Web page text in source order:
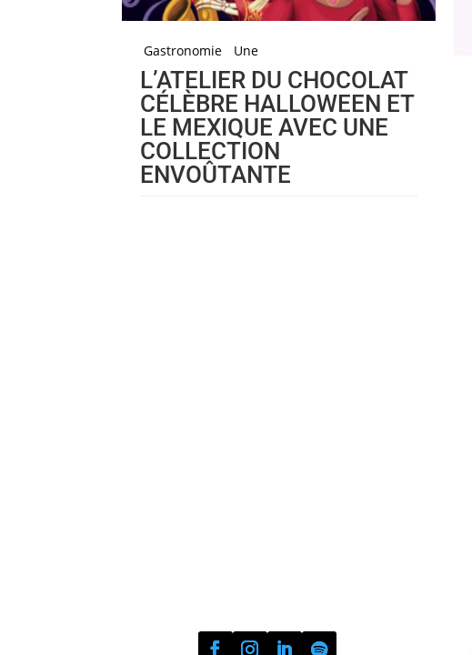
Gastronomie Une
L’ATELIER DU CHOCOLAT
CÉLÈBRE HALLOWEEN ET
LE MEXIQUE AVEC UNE
COLLECTION
ENVOÛTANTE